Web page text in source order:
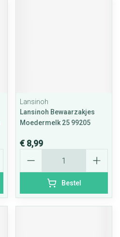
Lansinoh
Lansinoh Bewaarzakjes
Moedermelk 25 99205
€ 8,99
Bestel